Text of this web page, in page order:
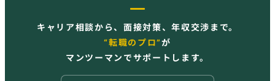
キャリア相談から、面接対策、年収交渉まで。
“転職のプロ”が
マンツーマンでサポートします。